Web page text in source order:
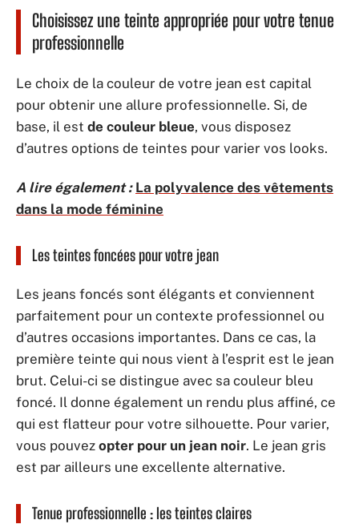
Choisissez une teinte appropriée pour votre tenue
professionnelle
Le choix de la couleur de votre jean est capital
pour obtenir une allure professionnelle. Si, de
base, il est de couleur bleue, vous disposez
d’autres options de teintes pour varier vos looks.
A lire également : La polyvalence des vêtements
dans la mode féminine
Les teintes foncées pour votre jean
Les jeans foncés sont élégants et conviennent
parfaitement pour un contexte professionnel ou
d’autres occasions importantes. Dans ce cas, la
première teinte qui nous vient à l’esprit est le jean
brut. Celui-ci se distingue avec sa couleur bleu
foncé. Il donne également un rendu plus affiné, ce
qui est flatteur pour votre silhouette. Pour varier,
vous pouvez opter pour un jean noir. Le jean gris
est par ailleurs une excellente alternative.
Tenue professionnelle : les teintes claires